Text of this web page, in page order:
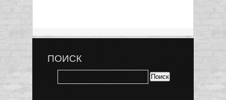
ПОИСК